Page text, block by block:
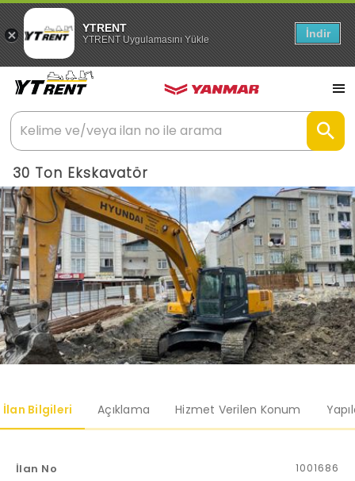
YTRENT
YTRENT Uygulamasını Yükle İndir
30 Ton Ekskavatör
İlan Bilgileri Açıklama Hizmet Verilen Konum
İlan No 1001686